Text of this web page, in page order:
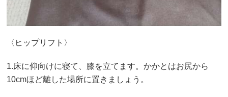
〈ヒップリフト〉
1.床に仰向けに寝て、膝を立てます。かかとはお尻から
10cmほど離した場所に置きましょう。